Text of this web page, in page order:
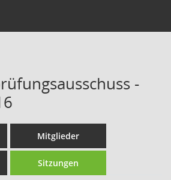
-
Mitglieder
Sitzungen